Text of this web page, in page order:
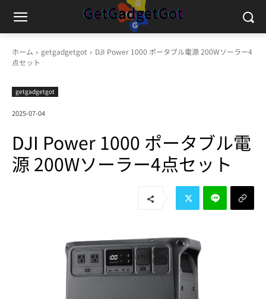
ホーム getgadgetgot
DJI Power 1000 ポータブル電源 200Wソーラー4
点セット
getgadgetgot
2025-07-04
DJI Power 1000 ポータブル電
源 200Wソーラー4点セット